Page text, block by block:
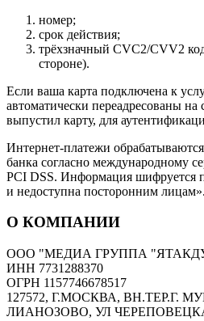
номер;
срок действия;
трёхзначный CVC2/CVV2
стороне).
Если ваша карта подключена к
автоматически переадресованы
выпустил карту, для
Интернет-платежи
банка согласно международному
PCI DSS. Информация шифруется
и недоступна посторонним лицам».
О КОМПАНИИ
ООО "МЕДИА ГРУППА
ИНН 7731288370
ОГРН 1157746678517
127572, Г.МОСКВА, ВН.ТЕР.Г.
ЛИАНОЗОВО, УЛ